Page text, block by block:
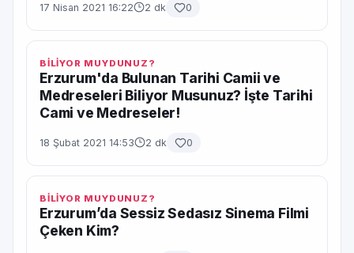
17 Nisan 2021 16:22 2 dk 0
BİLİYOR MUYDUNUZ?
Erzurum'da Bulunan Tarihi Camii ve
Medreseleri Biliyor Musunuz? İşte Tarihi
Cami ve Medreseler!
18 Şubat 2021 14:53 2 dk 0
BİLİYOR MUYDUNUZ?
Erzurum’da Sessiz Sedasız Sinema Filmi
Çeken Kim?